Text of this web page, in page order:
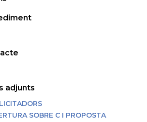
adjunts
SOBRE C I PROPOSTA